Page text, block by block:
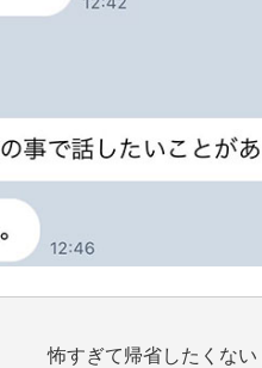
怖すぎて帰省したくない